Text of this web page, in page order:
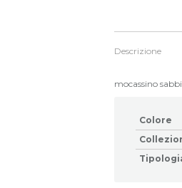
Descrizione
mocassino
Colore